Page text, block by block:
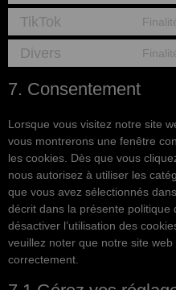
TikTok
Divers
7. Consentement
Lorsque vous visitez notre site
vous montrerons une fenêtre
les cookies. Dès que vous
nous autorisez à utiliser les
que vous avez sélectionnés
décrit dans la présente politique
désactiver l’utilisation des
veuillez noter que notre site
correctement.